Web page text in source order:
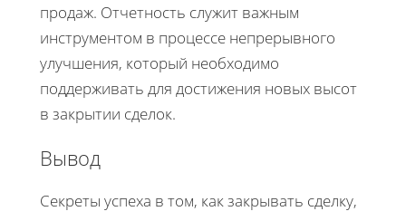
продаж. Отчетность служит важным
инструментом в процессе непрерывного
улучшения, который необходимо
поддерживать для достижения новых высот
в закрытии сделок.
Вывод
Секреты успеха в том, как закрывать сделку,